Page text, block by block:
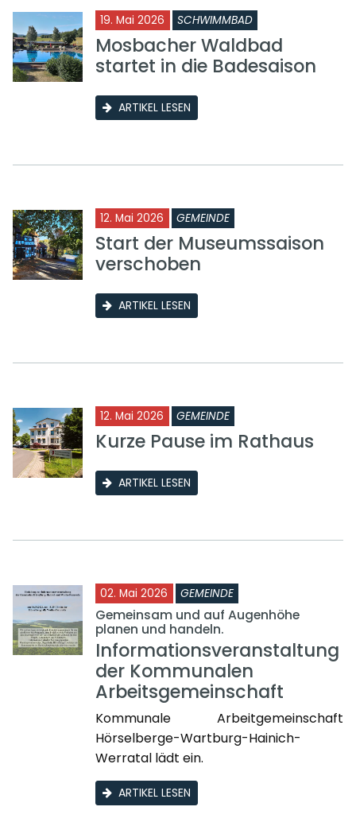
19. Mai 2026 SCHWIMMBAD
Mosbacher Waldbad
startet in die Badesaison
ARTIKEL LESEN
12. Mai 2026 GEMEINDE
Start der Museumssaison
verschoben
ARTIKEL LESEN
12. Mai 2026 GEMEINDE
Kurze Pause im Rathaus
ARTIKEL LESEN
02. Mai 2026 GEMEINDE
Gemeinsam und auf Augenhöhe
planen und handeln.
Informationsveranstaltung
der Kommunalen
Arbeitsgemeinschaft
Kommunale Arbeitgemeinschaft
Hörselberge-Wartburg-Hainich-
Werratal lädt ein.
ARTIKEL LESEN